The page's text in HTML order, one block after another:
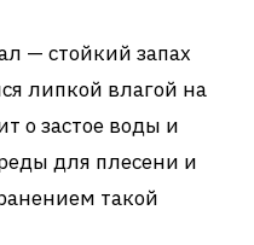
— стойкий запах
липкой влагой на
о застое воды и
для плесени и
такой